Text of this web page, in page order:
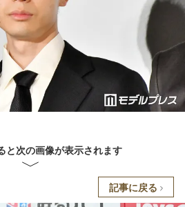
と次の画像が表示されます
記事に戻る